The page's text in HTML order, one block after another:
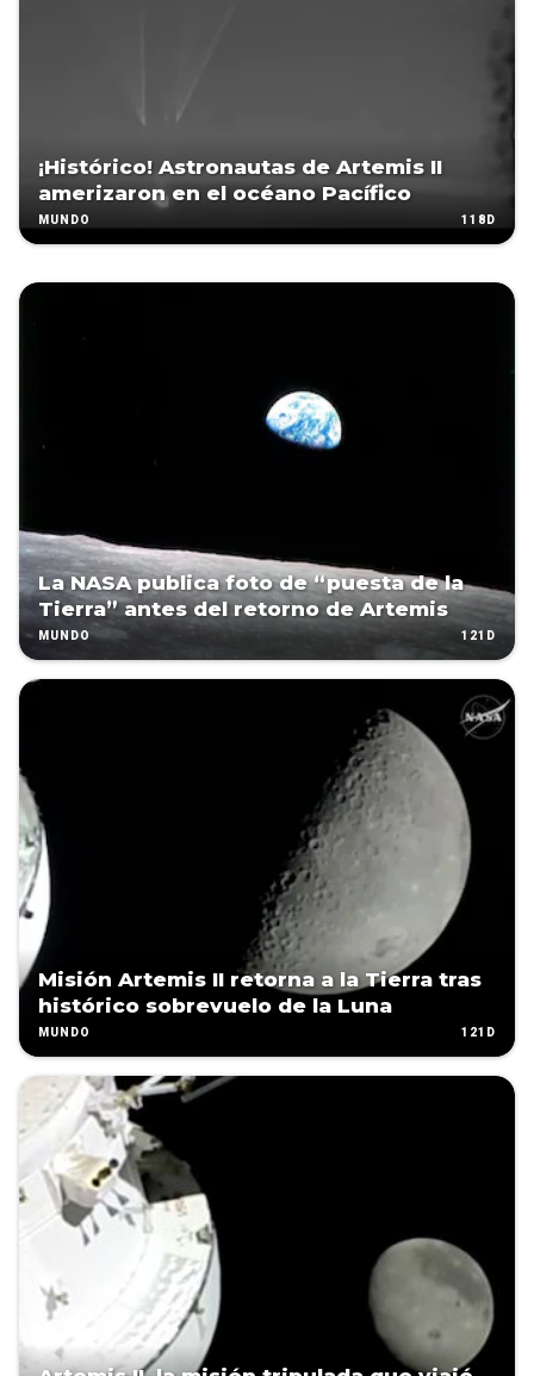
¡Histórico! Astronautas de Artemis II
amerizaron en el océano Pacífico
MUNDO 118D
La NASA publica foto de “puesta de la
Tierra” antes del retorno de Artemis
MUNDO 121D
Misión Artemis II retorna a la Tierra tras
histórico sobrevuelo de la Luna
MUNDO 121D